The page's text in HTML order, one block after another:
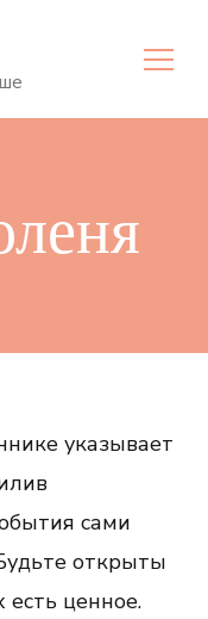
указывает
сами
открыты
ценное.